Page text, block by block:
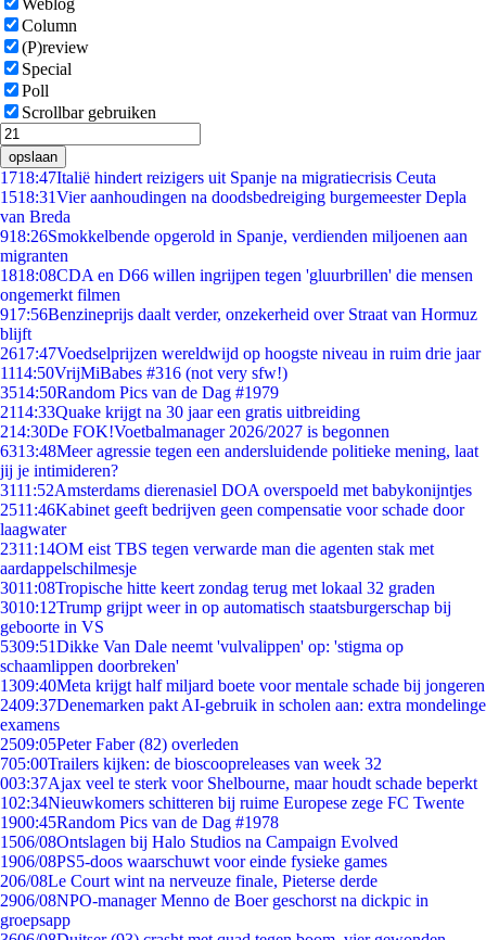
Weblog
Column
(P)review
Special
Poll
Scrollbar gebruiken
opslaan
1718:47Italië hindert reizigers uit Spanje na migratiecrisis Ceuta
1518:31Vier aanhoudingen na doodsbedreiging burgemeester Depla
van Breda
918:26Smokkelbende opgerold in Spanje, verdienden miljoenen aan
migranten
1818:08CDA en D66 willen ingrijpen tegen 'gluurbrillen' die mensen
ongemerkt filmen
917:56Benzineprijs daalt verder, onzekerheid over Straat van Hormuz
blijft
2617:47Voedselprijzen wereldwijd op hoogste niveau in ruim drie jaar
1114:50VrijMiBabes #316 (not very sfw!)
3514:50Random Pics van de Dag #1979
2114:33Quake krijgt na 30 jaar een gratis uitbreiding
214:30De FOK!Voetbalmanager 2026/2027 is begonnen
6313:48Meer agressie tegen een andersluidende politieke mening, laat
jij je intimideren?
3111:52Amsterdams dierenasiel DOA overspoeld met babykonijntjes
2511:46Kabinet geeft bedrijven geen compensatie voor schade door
laagwater
2311:14OM eist TBS tegen verwarde man die agenten stak met
aardappelschilmesje
3011:08Tropische hitte keert zondag terug met lokaal 32 graden
3010:12Trump grijpt weer in op automatisch staatsburgerschap bij
geboorte in VS
5309:51Dikke Van Dale neemt 'vulvalippen' op: 'stigma op
schaamlippen doorbreken'
1309:40Meta krijgt half miljard boete voor mentale schade bij jongeren
2409:37Denemarken pakt AI-gebruik in scholen aan: extra mondelinge
examens
2509:05Peter Faber (82) overleden
705:00Trailers kijken: de bioscoopreleases van week 32
003:37Ajax veel te sterk voor Shelbourne, maar houdt schade beperkt
102:34Nieuwkomers schitteren bij ruime Europese zege FC Twente
1900:45Random Pics van de Dag #1978
1506/08Ontslagen bij Halo Studios na Campaign Evolved
1906/08PS5-doos waarschuwt voor einde fysieke games
206/08Le Court wint na nerveuze finale, Pieterse derde
2906/08NPO-manager Menno de Boer geschorst na dickpic in
groepsapp